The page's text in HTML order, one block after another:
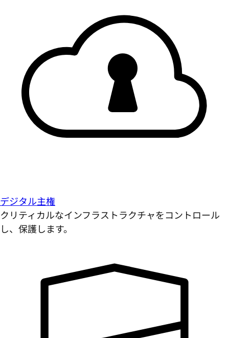
デジタル主権
クリティカルなインフラストラクチャをコントロール
し、保護します。